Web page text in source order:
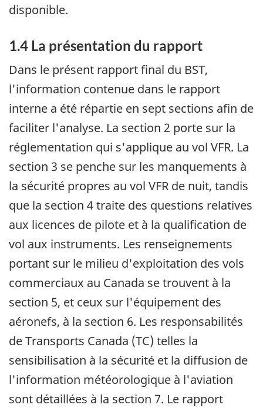
disponible.
1.4 La présentation du rapport
Dans le présent rapport final du BST,
l'information contenue dans le rapport
interne a été répartie en sept sections afin de
faciliter l'analyse. La section 2 porte sur la
réglementation qui s'applique au vol VFR. La
section 3 se penche sur les manquements à
la sécurité propres au vol VFR de nuit, tandis
que la section 4 traite des questions relatives
aux licences de pilote et à la qualification de
vol aux instruments. Les renseignements
portant sur le milieu d'exploitation des vols
commerciaux au Canada se trouvent à la
section 5, et ceux sur l'équipement des
aéronefs, à la section 6. Les responsabilités
de Transports Canada (TC) telles la
sensibilisation à la sécurité et la diffusion de
l'information météorologique à l'aviation
sont détaillées à la section 7. Le rapport